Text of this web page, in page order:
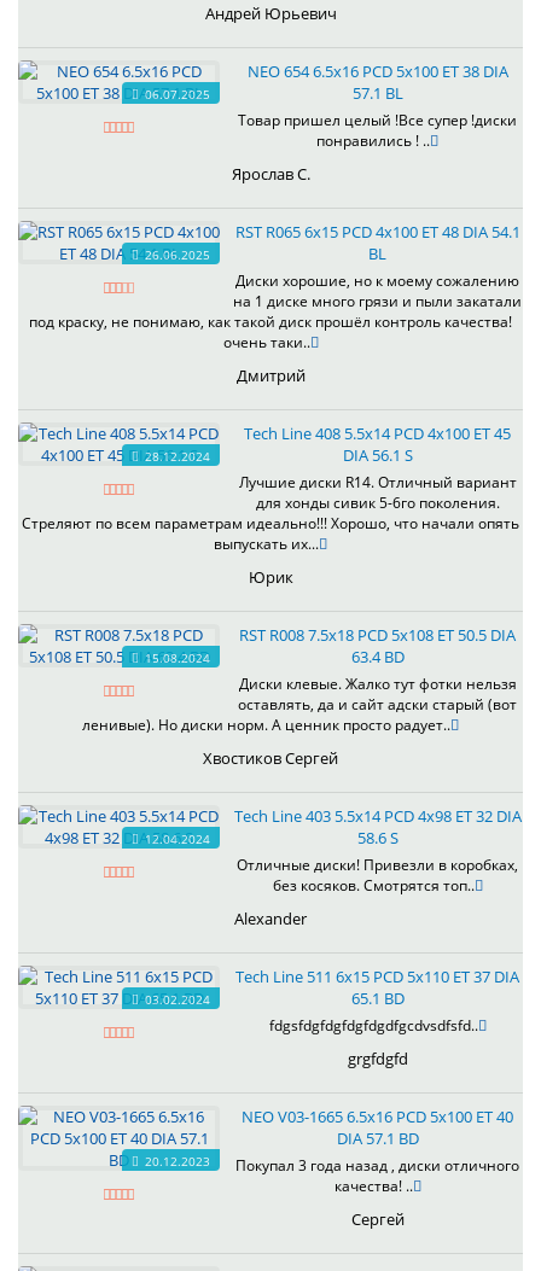
Андрей Юрьевич
06.07.2025
NEO 654 6.5x16 PCD 5x100 ET 38 DIA
57.1 BL
Товар пришел целый !Все супер !диски
понравились ! ..
Ярослав С.
26.06.2025
RST R065 6x15 PCD 4x100 ET 48 DIA 54.1
BL
Диски хорошие, но к моему сожалению
на 1 диске много грязи и пыли закатали
под краску, не понимаю, как такой диск прошёл контроль качества!
очень таки..
Дмитрий
28.12.2024
Tech Line 408 5.5x14 PCD 4x100 ET 45
DIA 56.1 S
Лучшие диски R14. Отличный вариант
для хонды сивик 5-6го поколения.
Стреляют по всем параметрам идеально!!! Хорошо, что начали опять
выпускать их...
Юрик
15.08.2024
RST R008 7.5x18 PCD 5x108 ET 50.5 DIA
63.4 BD
Диски клевые. Жалко тут фотки нельзя
оставлять, да и сайт адски старый (вот
ленивые). Но диски норм. А ценник просто радует..
Хвостиков Сергей
12.04.2024
Tech Line 403 5.5x14 PCD 4x98 ET 32 DIA
58.6 S
Отличные диски! Привезли в коробках,
без косяков. Смотрятся топ..
Alexander
03.02.2024
Tech Line 511 6x15 PCD 5x110 ET 37 DIA
65.1 BD
fdgsfdgfdgfdgfdgdfgcdvsdfsfd..
grgfdgfd
20.12.2023
NEO V03-1665 6.5x16 PCD 5x100 ET 40
DIA 57.1 BD
Покупал 3 года назад , диски отличного
качества! ..
Сергей